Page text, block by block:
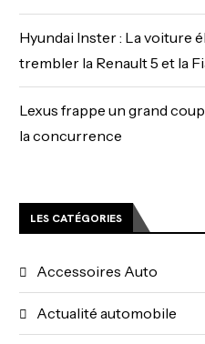
Hyundai Inster : La voiture
trembler la Renault 5 et la
Lexus frappe un grand
la concurrence
LES CATÉGORIES
Accessoires Auto
Actualité automobile